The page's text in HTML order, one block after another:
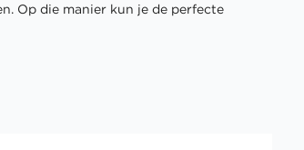
Op die manier kun je de perfecte